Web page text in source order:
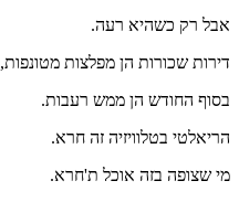
אבל רק כשהיא רעה.
דירות שכורות הן מפלצות מטונפות,
בסוף החודש הן ממש רעבות.
הריאלטי בטלוויזיה זה חרא.
מי שצופה בזה אוכל ת'חרא.